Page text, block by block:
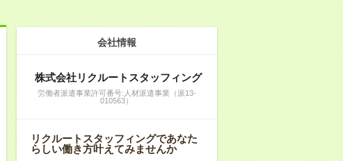
会社情報
株式会社リクルートスタッフィング
労働者派遣事業許可番号:人材派遣事業（派13-
010563）
リクルートスタッフィングであなた
らしい働き方叶えてみませんか